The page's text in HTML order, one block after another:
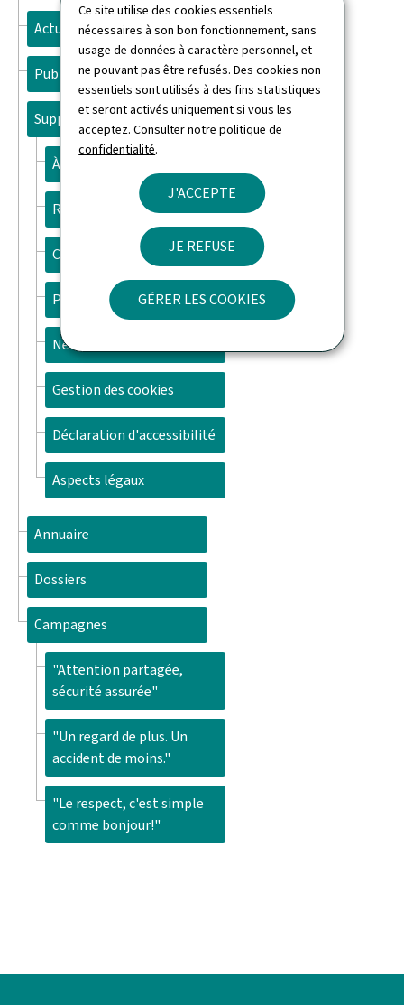
Ce site utilise des cookies essentiels
nécessaires à son bon fonctionnement, sans
usage de données à caractère personnel, et
ne pouvant pas être refusés. Des cookies non
essentiels sont utilisés à des fins statistiques
et seront activés uniquement si vous les
acceptez. Consulter notrepolitique de
confidentialité.
J'ACCEPTE
JE REFUSE
GÉRER LES COOKIES
Actualités
Publications
Support
À propos du site
Recherche
Contact
Plan du site
Newsletter
Gestion des cookies
Déclaration d'accessibilité
Aspects légaux
Annuaire
Dossiers
Campagnes
"Attention partagée,
sécurité assurée"
"Un regard de plus. Un
accident de moins."
"Le respect, c'est simple
comme bonjour!"